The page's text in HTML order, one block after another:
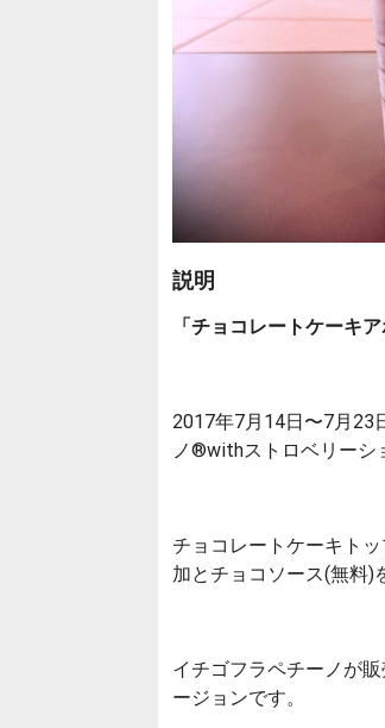
説明
「チョコレートケーキ
2017年7月14日〜7月23
ノ®withストロベリーシ
チョコレートケーキト
加とチョコソース(無料)
イチゴフラペチーノが
ージョンです。